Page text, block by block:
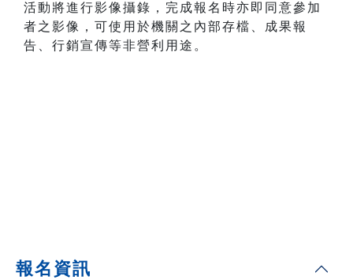
活動將進行影像攝錄，完成報名時亦即同意參加
者之影像，可使用於機關之內部存檔、成果報
告、行銷宣傳等非營利用途。
報名資訊